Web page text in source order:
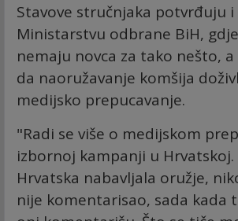
Stavove stručnjaka potvrđuju i
Ministarstvu odbrane BiH,
nemaju novca za tako nešto,
da naoružavanje komšija
medijsko prepucavanje.
"Radi se više o medijskom
izbornoj kampanji u Hrvatskoj.
Hrvatska nabavljala oružje,
nije komentarisao, sada kada